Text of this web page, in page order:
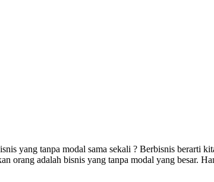
yang tanpa modal sama sekali ? Berbisnis berarti
orang adalah bisnis yang tanpa modal yang besar.